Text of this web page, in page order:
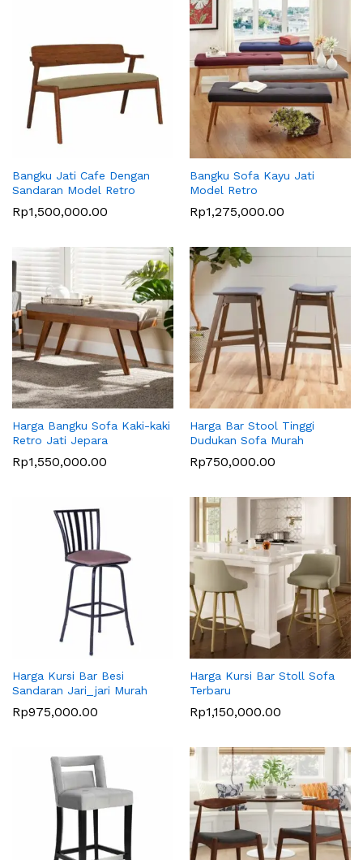
Bangku Jati Cafe Dengan
Sandaran Model Retro
Rp1,500,000.00
Bangku Sofa Kayu Jati
Model Retro
Rp1,275,000.00
Harga Bangku Sofa Kaki-kaki
Retro Jati Jepara
Rp1,550,000.00
Harga Bar Stool Tinggi
Dudukan Sofa Murah
Rp750,000.00
Harga Kursi Bar Besi
Sandaran Jari_jari Murah
Rp975,000.00
Harga Kursi Bar Stoll Sofa
Terbaru
Rp1,150,000.00